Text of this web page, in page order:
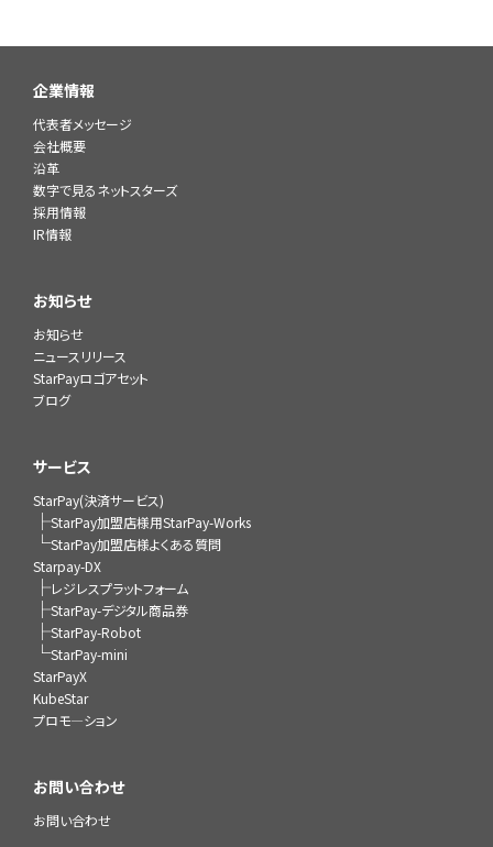
企業情報
代表者メッセージ
会社概要
沿革
数字で見るネットスターズ
採用情報
IR情報
お知らせ
お知らせ
ニュースリリース
StarPayロゴアセット
ブログ
サービス
StarPay(決済サービス)
├StarPay加盟店様用StarPay-Works
└StarPay加盟店様よくある質問
Starpay-DX
├レジレスプラットフォーム
├StarPay-デジタル商品券
├StarPay-Robot
└StarPay-mini
StarPayX
KubeStar
プロモ―ション
お問い合わせ
お問い合わせ